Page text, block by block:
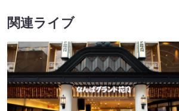
関連ライブ